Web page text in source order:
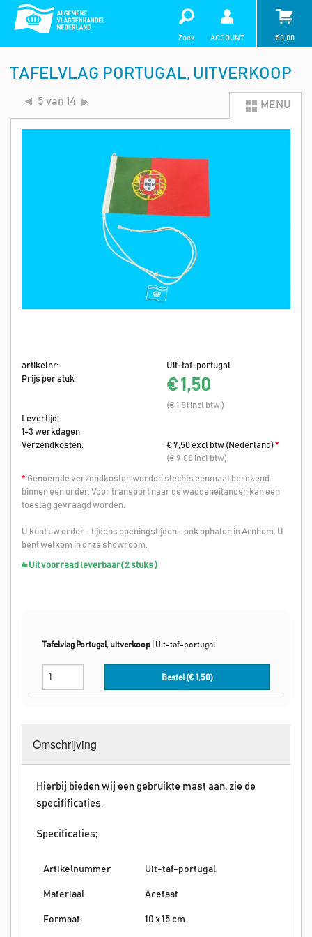
Zoek ACCOUNT €0,00
TAFELVLAG PORTUGAL, UITVERKOOP
5 van 14 MENU
artikelnr:
Uit-taf-portugal
Prijs per stuk
€ 1,50
(€ 1,81 incl btw )
Levertijd:
1-3 werkdagen
Verzendkosten:
€ 7,50 excl btw (Nederland)*
(€ 9,08 incl btw)
* Genoemde verzendkosten worden slechts eenmaal berekend
binnen een order. Voor transport naar de waddeneilanden kan een
toeslag gevraagd worden.
U kunt uw order - tijdens openingstijden - ook ophalen in Arnhem. U
bent welkom in onze showroom.
Uit voorraad leverbaar( 2 stuks )
Tafelvlag Portugal, uitverkoop Uit-taf-portugal
Bestel (€1,50)
Omschrijving
Hierbij bieden wij een gebruikte mast aan, zie de
specifificaties.
Specificaties;
Artikelnummer Uit-taf-portugal
Materiaal Acetaat
Formaat 10 x 15 cm